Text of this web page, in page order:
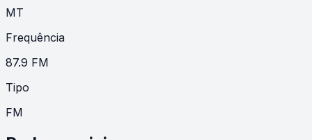
MT
Frequência
87.9 FM
Tipo
FM